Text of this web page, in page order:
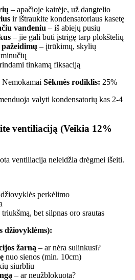
– apačioje kairėje, už dangtelio
ir ištraukite kondensatoriaus kasetę
vandeniu – iš abiejų pusių
– jie gali būti įstrigę tarp plokštelių
– įtrūkimų, skylių
tinkamą fiksaciją
Nemokamai Sėkmės rodiklis: 25%
valyti kondensatorių kas 2-4
ventiliaciją (Veikia 12%
ventiliacija neleidžia drėgmei išeiti.
perkėlimo
bet silpnas oro srautas
džiovyklėms):
žarną – ar nėra sulinkusi?
nuo sienos (min. 10cm)
siurbliu
– ar neužblokuota?